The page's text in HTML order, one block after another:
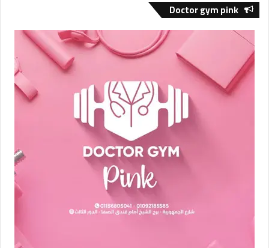
Doctor gym pink